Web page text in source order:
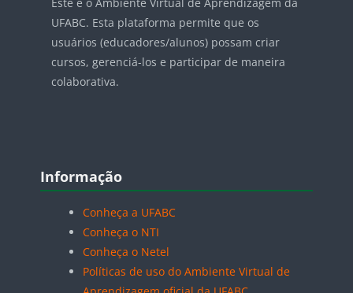
UFABC. Esta plataforma permite que os
usuários (educadores/alunos) possam criar
cursos, gerenciá-los e participar de maneira
colaborativa.
Blocos
Informação
Conheça a UFABC
Conheça o NTI
Conheça o Netel
Políticas de uso do Ambiente Virtual de